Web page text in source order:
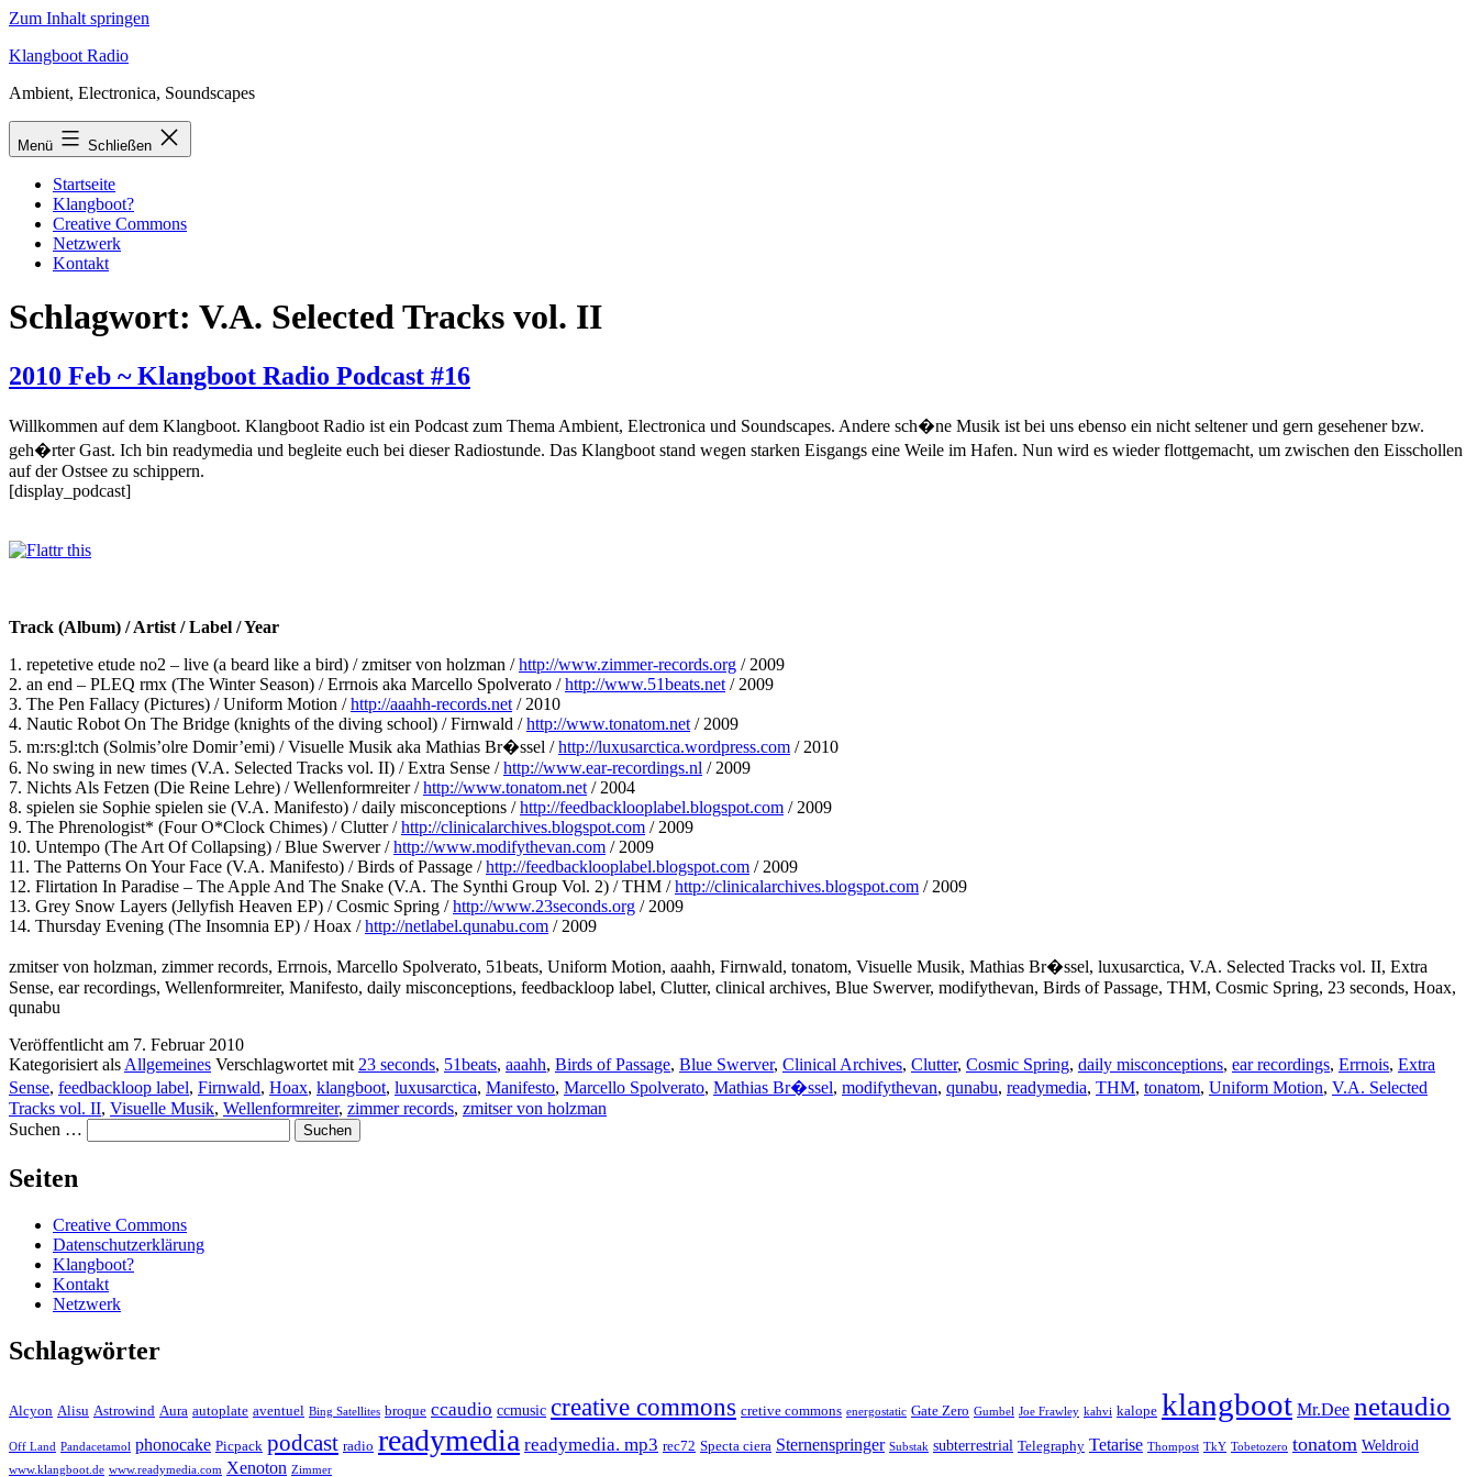
Zum Inhalt springen
Klangboot Radio
Ambient, Electronica, Soundscapes
Menü Schließen
Startseite
Klangboot?
Creative Commons
Netzwerk
Kontakt
Schlagwort: V.A. Selected Tracks vol. II
2010 Feb ~ Klangboot Radio Podcast #16
Willkommen auf dem Klangboot. Klangboot Radio ist ein Podcast zum Thema Ambient, Electronica und Soundscapes. Andere sch�ne Musik ist bei uns ebenso ein nicht seltener und gern gesehener bzw.
geh�rter Gast. Ich bin readymedia und begleite euch bei dieser Radiostunde. Das Klangboot stand wegen starken Eisgangs eine Weile im Hafen. Nun wird es wieder flottgemacht, um zwischen den Eisschollen
auf der Ostsee zu schippern.
[display_podcast]
Track (Album) / Artist / Label / Year
1. repetetive etude no2 – live (a beard like a bird) / zmitser von holzman /http://www.zimmer-records.org / 2009
2. an end – PLEQ rmx (The Winter Season) / Errnois aka Marcello Spolverato /http://www.51beats.net / 2009
3. The Pen Fallacy (Pictures) / Uniform Motion /http://aaahh-records.net / 2010
4. Nautic Robot On The Bridge (knights of the diving school) / Firnwald /http://www.tonatom.net / 2009
5. m:rs:gl:tch (Solmis’olre Domir’emi) / Visuelle Musik aka Mathias Br�ssel /http://luxusarctica.wordpress.com / 2010
6. No swing in new times (V.A. Selected Tracks vol. II) / Extra Sense /http://www.ear-recordings.nl / 2009
7. Nichts Als Fetzen (Die Reine Lehre) / Wellenformreiter /http://www.tonatom.net / 2004
8. spielen sie Sophie spielen sie (V.A. Manifesto) / daily misconceptions /http://feedbacklooplabel.blogspot.com / 2009
9. The Phrenologist* (Four O*Clock Chimes) / Clutter /http://clinicalarchives.blogspot.com / 2009
10. Untempo (The Art Of Collapsing) / Blue Swerver /http://www.modifythevan.com / 2009
11. The Patterns On Your Face (V.A. Manifesto) / Birds of Passage /http://feedbacklooplabel.blogspot.com / 2009
12. Flirtation In Paradise – The Apple And The Snake (V.A. The Synthi Group Vol. 2) / THM /http://clinicalarchives.blogspot.com / 2009
13. Grey Snow Layers (Jellyfish Heaven EP) / Cosmic Spring /http://www.23seconds.org / 2009
14. Thursday Evening (The Insomnia EP) / Hoax /http://netlabel.qunabu.com / 2009
zmitser von holzman, zimmer records, Errnois, Marcello Spolverato, 51beats, Uniform Motion, aaahh, Firnwald, tonatom, Visuelle Musik, Mathias Br�ssel, luxusarctica, V.A. Selected Tracks vol. II, Extra
Sense, ear recordings, Wellenformreiter, Manifesto, daily misconceptions, feedbackloop label, Clutter, clinical archives, Blue Swerver, modifythevan, Birds of Passage, THM, Cosmic Spring, 23 seconds, Hoax,
qunabu
Veröffentlicht am 7. Februar 2010
Kategorisiert als Allgemeines Verschlagwortet mit 23 seconds, 51beats, aaahh, Birds of Passage, Blue Swerver, Clinical Archives, Clutter, Cosmic Spring, daily misconceptions, ear recordings, Errnois, Extra
Sense, feedbackloop label, Firnwald, Hoax, klangboot, luxusarctica, Manifesto, Marcello Spolverato, Mathias Br�ssel, modifythevan, qunabu, readymedia, THM, tonatom, Uniform Motion, V.A. Selected
Tracks vol. II, Visuelle Musik, Wellenformreiter, zimmer records, zmitser von holzman
Suchen …
Seiten
Creative Commons
Datenschutzerklärung
Klangboot?
Kontakt
Netzwerk
Schlagwörter
Alcyon Alisu Astrowind Aura autoplate aventuel Bing Satellites broque ccaudio ccmusic creative commons cretive commons energostatic Gate Zero Gumbel Joe Frawley kahvi kalope klangboot Mr.Dee netaudio
Off Land Pandacetamol phonocake Picpack podcast radio readymedia readymedia. mp3 rec72 Specta ciera Sternenspringer Substak subterrestrial Telegraphy Tetarise Thompost TkY Tobetozero tonatom Weldroid
www.klangboot.de www.readymedia.com Xenoton Zimmer